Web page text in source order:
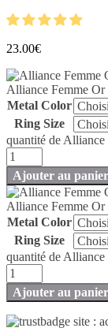
23.00€
Alliance Femme Or
Metal Color
Ring Size
quantité de
Ajouter au panier
Alliance Femme Or
Metal Color
Ring Size
quantité de
Ajouter au panier